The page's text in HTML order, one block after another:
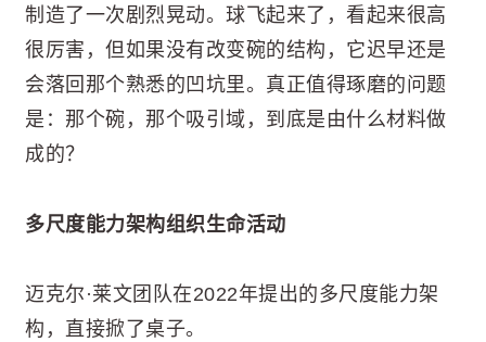
制造了一次剧烈晃动。球飞起来了，看起来很高
很厉害，但如果没有改变碗的结构，它迟早还是
会落回那个熟悉的凹坑里。真正值得琢磨的问题
是：那个碗，那个吸引域，到底是由什么材料做
成的？
多尺度能力架构组织生命活动
迈克尔·莱文团队在2022年提出的多尺度能力架
构，直接掀了桌子。